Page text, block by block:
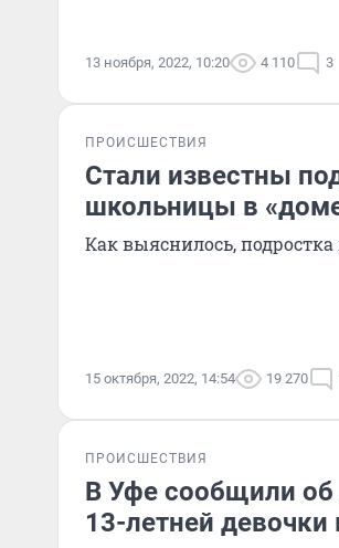
13 ноября, 2022, 10:20 4 110 3
ПРОИСШЕСТВИЯ
Стали известны
школьницы в
Как выяснилось,
15 октября, 2022, 14:54 19 270
ПРОИСШЕСТВИЯ
В Уфе сообщили об
13-летней